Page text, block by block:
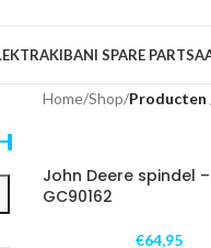
KIBANI SPARE PARTS
Home/Shop/Producten
John Deere spindel –
GC90162
€64,95